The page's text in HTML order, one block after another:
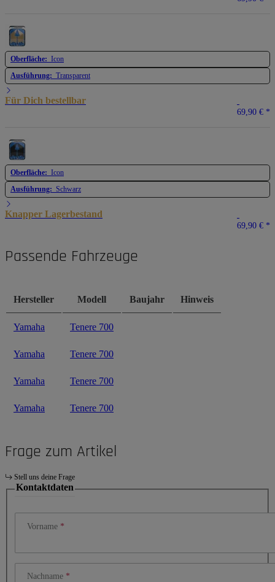
Oberfläche: Icon
Ausführung: Transparent
Für Dich bestellbar
69,90 € *
Oberfläche: Icon
Ausführung: Schwarz
Knapper Lagerbestand
69,90 € *
Passende Fahrzeuge
Hersteller Modell Baujahr Hinweis
Yamaha Tenere 700
Yamaha Tenere 700
Yamaha Tenere 700
Yamaha Tenere 700
Frage zum Artikel
Stell uns deine Frage
Kontaktdaten
Vorname
Nachname